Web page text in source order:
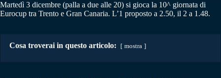
Martedì 3 dicembre (palla a due alle 20) si gioca la 10^ giornata di
Eurocup tra Trento e Gran Canaria. L’1 proposto a 2.50, il 2 a 1.48.
Cosa troverai in questo articolo: mostra